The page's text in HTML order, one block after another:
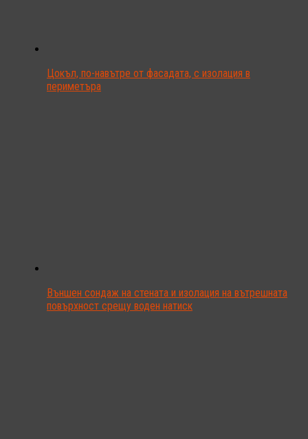
Цокъл, по-навътре от фасадата, с изолация в
периметъра
Външен сондаж на стената и изолация на вътрешната
повърхност срещу воден натиск